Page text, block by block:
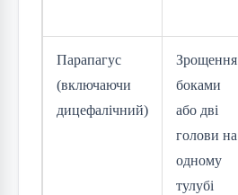
Парапагус
(включаючи
дицефалічний)
Зрощення
боками
або дві
голови на
одному
тулубі